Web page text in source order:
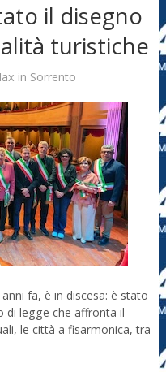
il disegno
turistiche
in Sorrento
fa, è in discesa: è stato
di legge che affronta il
le città a fisarmonica, tra